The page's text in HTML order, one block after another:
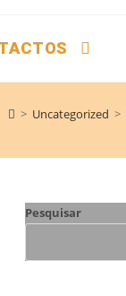
> Uncategorized >
Pesquisar